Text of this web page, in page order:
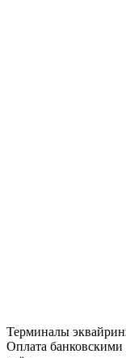
Терминалы
Оплата банковскими